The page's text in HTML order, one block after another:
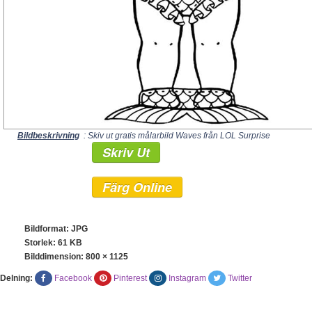
Bildbeskrivning : Skiv ut gratis målarbild Waves från LOL Surprise
Skriv Ut
Färg Online
Bildformat: JPG
Storlek: 61 KB
Bilddimension: 800 × 1125
Delning: Facebook Pinterest Instagram Twitter